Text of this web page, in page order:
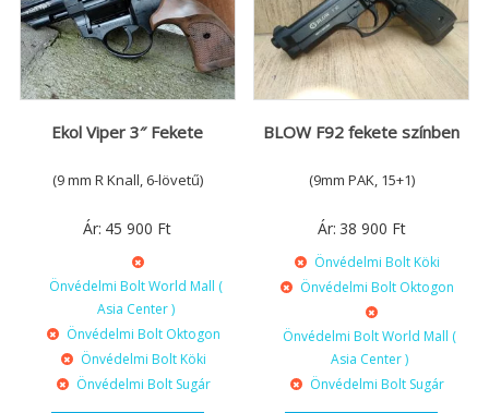
Ekol Viper 3″ Fekete
(9 mm R Knall, 6-lövetű)
Ár: 45 900 Ft
Önvédelmi Bolt World Mall (
Asia Center )
Önvédelmi Bolt Oktogon
Önvédelmi Bolt Köki
Önvédelmi Bolt Sugár
BLOW F92 fekete színben
(9mm PAK, 15+1)
Ár: 38 900 Ft
Önvédelmi Bolt Köki
Önvédelmi Bolt Oktogon
Önvédelmi Bolt World Mall (
Asia Center )
Önvédelmi Bolt Sugár